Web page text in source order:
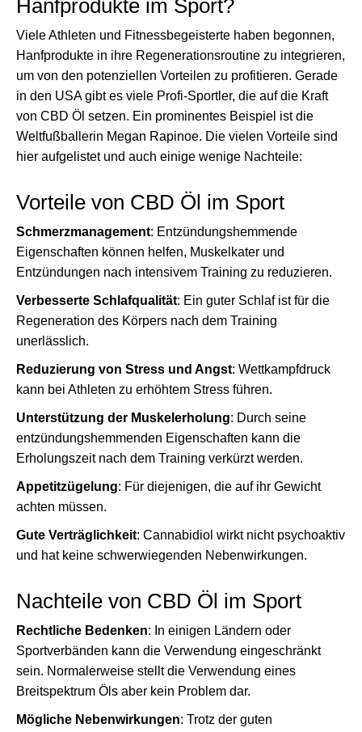
Hanfprodukte im Sport?
Viele Athleten und Fitnessbegeisterte haben begonnen,
Hanfprodukte in ihre Regenerationsroutine zu integrieren,
um von den potenziellen Vorteilen zu profitieren. Gerade
in den USA gibt es viele Profi-Sportler, die auf die Kraft
von CBD Öl setzen. Ein prominentes Beispiel ist die
Weltfußballerin Megan Rapinoe. Die vielen Vorteile sind
hier aufgelistet und auch einige wenige Nachteile:
Vorteile von CBD Öl im Sport
Schmerzmanagement: Entzündungshemmende
Eigenschaften können helfen, Muskelkater und
Entzündungen nach intensivem Training zu reduzieren.
Verbesserte Schlafqualität: Ein guter Schlaf ist für die
Regeneration des Körpers nach dem Training
unerlässlich.
Reduzierung von Stress und Angst: Wettkampfdruck
kann bei Athleten zu erhöhtem Stress führen.
Unterstützung der Muskelerholung: Durch seine
entzündungshemmenden Eigenschaften kann die
Erholungszeit nach dem Training verkürzt werden.
Appetitzügelung: Für diejenigen, die auf ihr Gewicht
achten müssen.
Gute Verträglichkeit: Cannabidiol wirkt nicht psychoaktiv
und hat keine schwerwiegenden Nebenwirkungen.
Nachteile von CBD Öl im Sport
Rechtliche Bedenken: In einigen Ländern oder
Sportverbänden kann die Verwendung eingeschränkt
sein. Normalerweise stellt die Verwendung eines
Breitspektrum Öls aber kein Problem dar.
Mögliche Nebenwirkungen: Trotz der guten